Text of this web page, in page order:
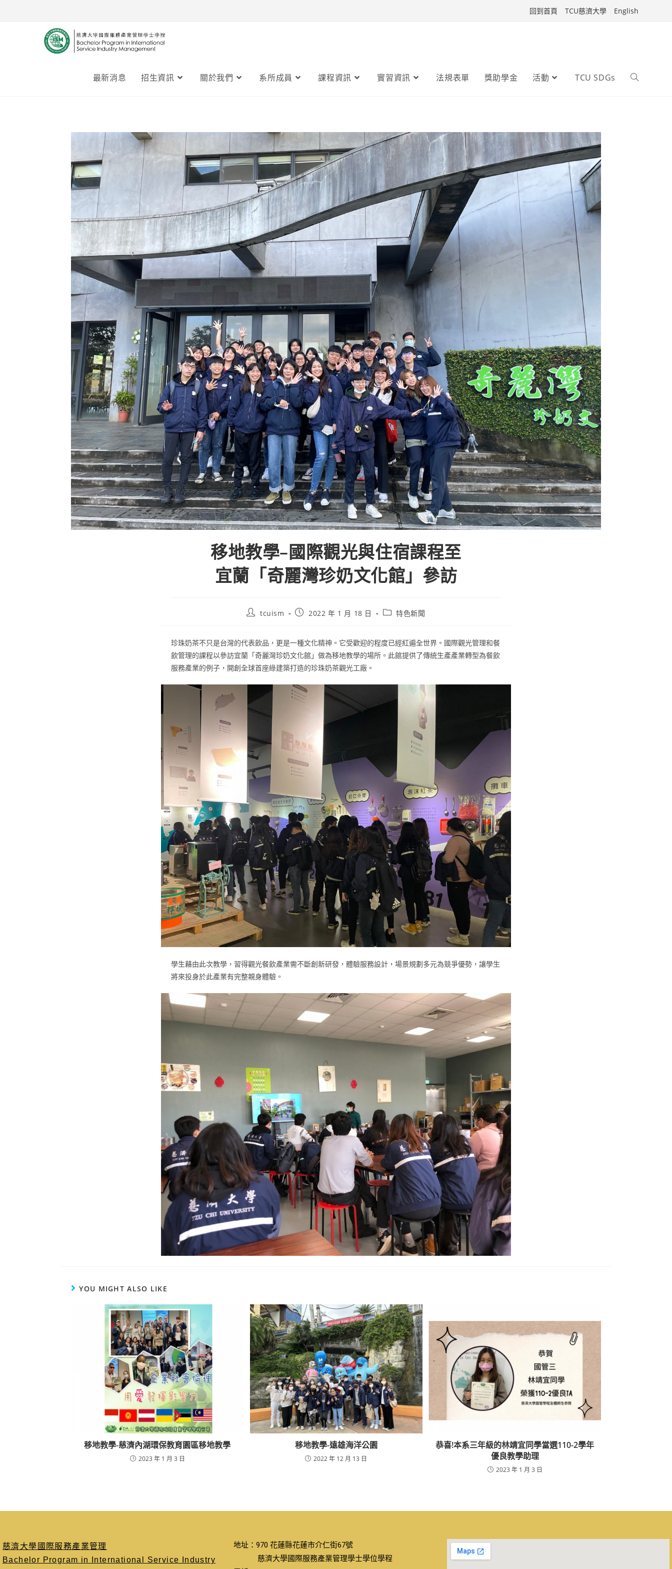
回到首頁 TCU慈濟大學 English
最新消息 招生資訊 關於我們 系所成員 課程資訊 實習資訊 法規表單 獎助學金 活動 TCU SDGs
移地教學–國際觀光與住宿課程至
宜蘭「奇麗灣珍奶文化館」參訪
tcuism 2022 年 1 月 18 日 特色新聞
珍珠奶茶不只是台灣的代表飲品，更是一種文化精神。它受歡迎的程度已經紅遍全世界。國際觀光管理和餐
飲管理的課程以參訪宜蘭「奇麗灣珍奶文化館」做為移地教學的場所。此館提供了傳統生產產業轉型為餐飲
服務產業的例子，開創全球首座綠建築打造的珍珠奶茶觀光工廠。
學生藉由此次教學，習得觀光餐飲產業需不斷創新研發，體驗服務設計，場景規劃多元為競爭優勢，讓學生
將來投身於此產業有完整親身體驗。
YOU MIGHT ALSO LIKE
移地教學-慈濟內湖環保教育園區移地教學
2023 年 1 月 3 日
移地教學-遠雄海洋公園
2022 年 12 月 13 日
恭喜!本系三年級的林靖宜同學當選110-2學年
優良教學助理
2023 年 1 月 3 日
慈濟大學國際服務產業管理
Bachelor Program in International Service Industry
地址：970 花蓮縣花蓮市介仁街67號
慈濟大學國際服務產業管理學士學位學程